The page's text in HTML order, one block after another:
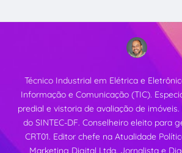
Técnico Industrial em Elétrica e
Informação e Comunicação (TIC).
predial e vistoria de avaliação de
do SINTEC-DF. Conselheiro eleito para
CRT01. Editor chefe na Atualidade